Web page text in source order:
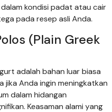
kondisi padat atau cair
pada resep asli Anda.
(Plain Greek
adalah bahan luar biasa
jika Anda ingin meningkatkan
dalam hidangan
Keasaman alami yang